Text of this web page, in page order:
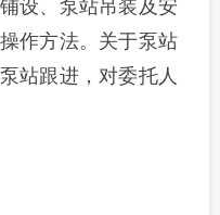
设、泵站吊装及安
作方法。关于泵站
站跟进，对委托人